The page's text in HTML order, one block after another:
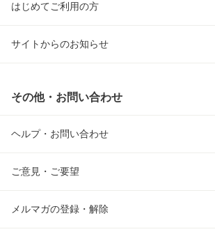
はじめてご利用の方
サイトからのお知らせ
その他・お問い合わせ
ヘルプ・お問い合わせ
ご意見・ご要望
メルマガの登録・解除